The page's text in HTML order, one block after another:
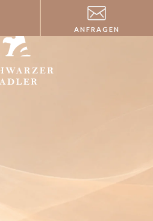
ANFRAGEN